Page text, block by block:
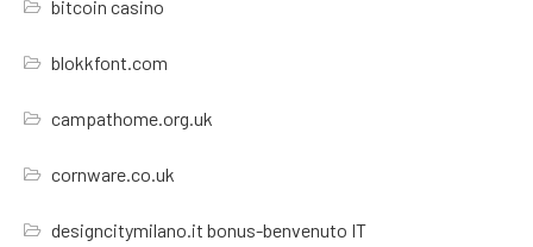
bitcoin casino
blokkfont.com
campathome.org.uk
cornware.co.uk
designcitymilano.it bonus-benvenuto IT